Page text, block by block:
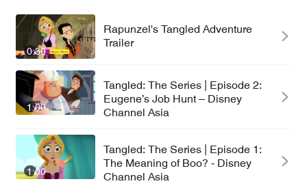
0:30
Rapunzel's Tangled Adventure
Trailer
1:00
Tangled: The Series | Episode 2:
Eugene’s Job Hunt – Disney
Channel Asia
1:00
Tangled: The Series | Episode 1:
The Meaning of Boo? - Disney
Channel Asia